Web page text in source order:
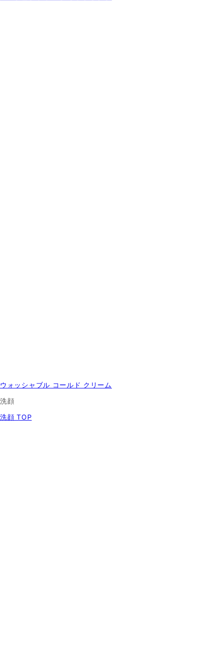
ウォッシャブル コールド クリーム
洗顔
洗顔 TOP